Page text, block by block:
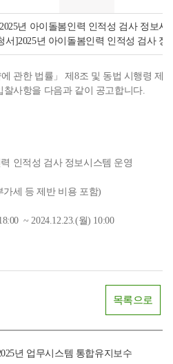
년 아이돌봄인력 인적성 검사 정보시
서]2025년 아이돌봄인력 인적성 검사 정
관한 법률」 제8조 및 동법 시행령 제
사항을 다음과 같이 공고합니다.
인적성 검사 정보시스템 운영
가세 등 제반 비용 포함)
~ 2024.12.23.(월) 10:00
목록으로
년 업무시스템 통합유지보수